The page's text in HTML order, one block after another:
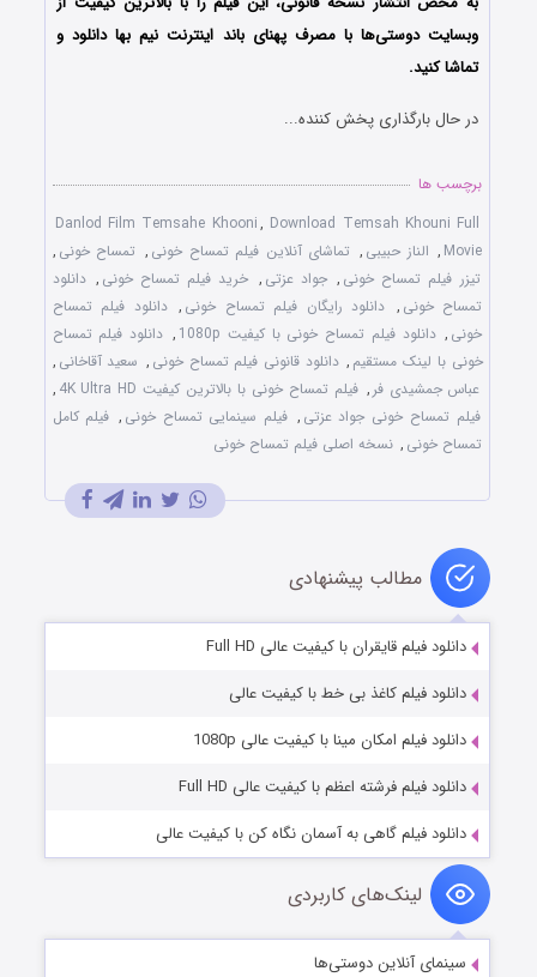
وبسایت دوستی‌ها با مصرف پهنای باند اینترنت نیم بها دانلود و
تماشا کنید.
در حال بارگذاری پخش کننده...
برچسب ها
Danlod Film Temsahe Khooni, Download Temsah Khouni Full
Movie
, الناز حبیبی , تماشای آنلاین فیلم تمساح خونی , تمساح خونی ,
تیزر فیلم تمساح خونی , جواد عزتی , خرید فیلم تمساح خونی , دانلود
تمساح خونی , دانلود رایگان فیلم تمساح خونی , دانلود فیلم تمساح
خونی , دانلود فیلم تمساح خونی با کیفیت 1080p , دانلود فیلم تمساح
خونی با لینک مستقیم , دانلود قانونی فیلم تمساح خونی , سعید آقاخانی ,
عباس جمشیدی فر , فیلم تمساح خونی با بالاترین کیفیت 4K Ultra HD
,
فیلم تمساح خونی جواد عزتی , فیلم سینمایی تمساح خونی , فیلم کامل
تمساح خونی , نسخه اصلی فیلم تمساح خونی
مطالب پیشنهادی
دانلود فیلم قایقران با کیفیت عالی Full HD
دانلود فیلم کاغذ بی خط با کیفیت عالی
دانلود فیلم امکان مینا با کیفیت عالی 1080p
دانلود فیلم فرشته اعظم با کیفیت عالی Full HD
دانلود فیلم گاهی به آسمان نگاه کن با کیفیت عالی
لینک‌های کاربردی
سینمای آنلاین دوستی‌ها